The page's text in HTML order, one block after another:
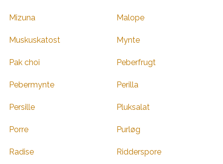
Mizuna Malope
Muskuskatost Mynte
Pak choi Peberfrugt
Pebermynte Perilla
Persille Pluksalat
Porre Purløg
Radise Ridderspore